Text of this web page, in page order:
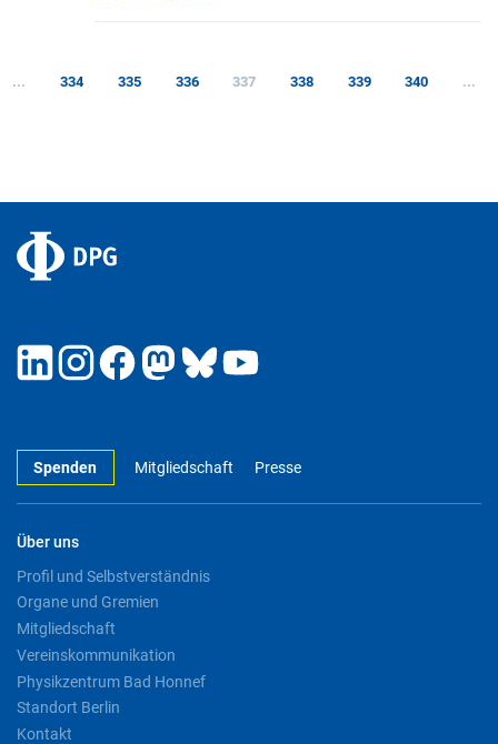
... 334 335 336 337 338 339 340 ...
Spenden Mitgliedschaft Presse
Über uns
Profil und Selbstverständnis
Organe und Gremien
Mitgliedschaft
Vereinskommunikation
Physikzentrum Bad Honnef
Standort Berlin
Kontakt